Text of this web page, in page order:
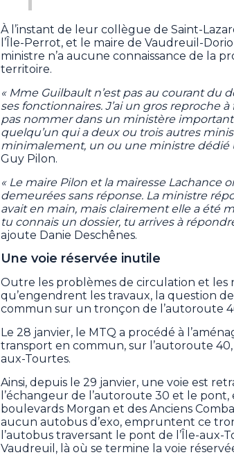
À l’instant de leur collègue de Saint-
l’Île-Perrot, et le maire de Vaudreuil-
ministre n’a aucune connaissance de la
territoire.
« Mme Guilbault n’est pas au courant du
ses fonctionnaires. J’ai un gros reproche
pas nommer dans un ministère
quelqu’un qui a deux ou trois autres
minimalement, un ou une ministre dédié
Guy Pilon.
« Le maire Pilon et la mairesse Lachance
demeurées sans réponse. La ministre
avait en main, mais clairement elle a été
tu connais un dossier, tu arrives à
ajoute Danie Deschênes.
Une voie réservée inutile
Outre les problèmes de circulation et les
qu’engendrent les travaux, la question
commun sur un tronçon de l’autoroute
Le 28 janvier, le MTQ a procédé à
transport en commun, sur l’autoroute
aux-Tourtes.
Ainsi, depuis le 29 janvier, une voie est
l’échangeur de l’autoroute 30 et le
boulevards Morgan et des Anciens
aucun autobus d’exo, empruntent ce
l’autobus traversant le pont de l’Île-
Vaudreuil, là où se termine la voie